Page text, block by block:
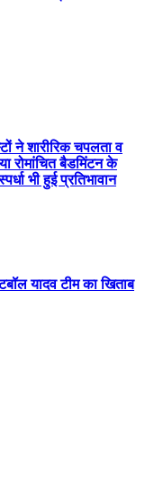
ने शारीरिक चपलता व
रोमांचित बैडमिंटन के
भी हुई प्रतिभावान
यादव टीम का खिताब